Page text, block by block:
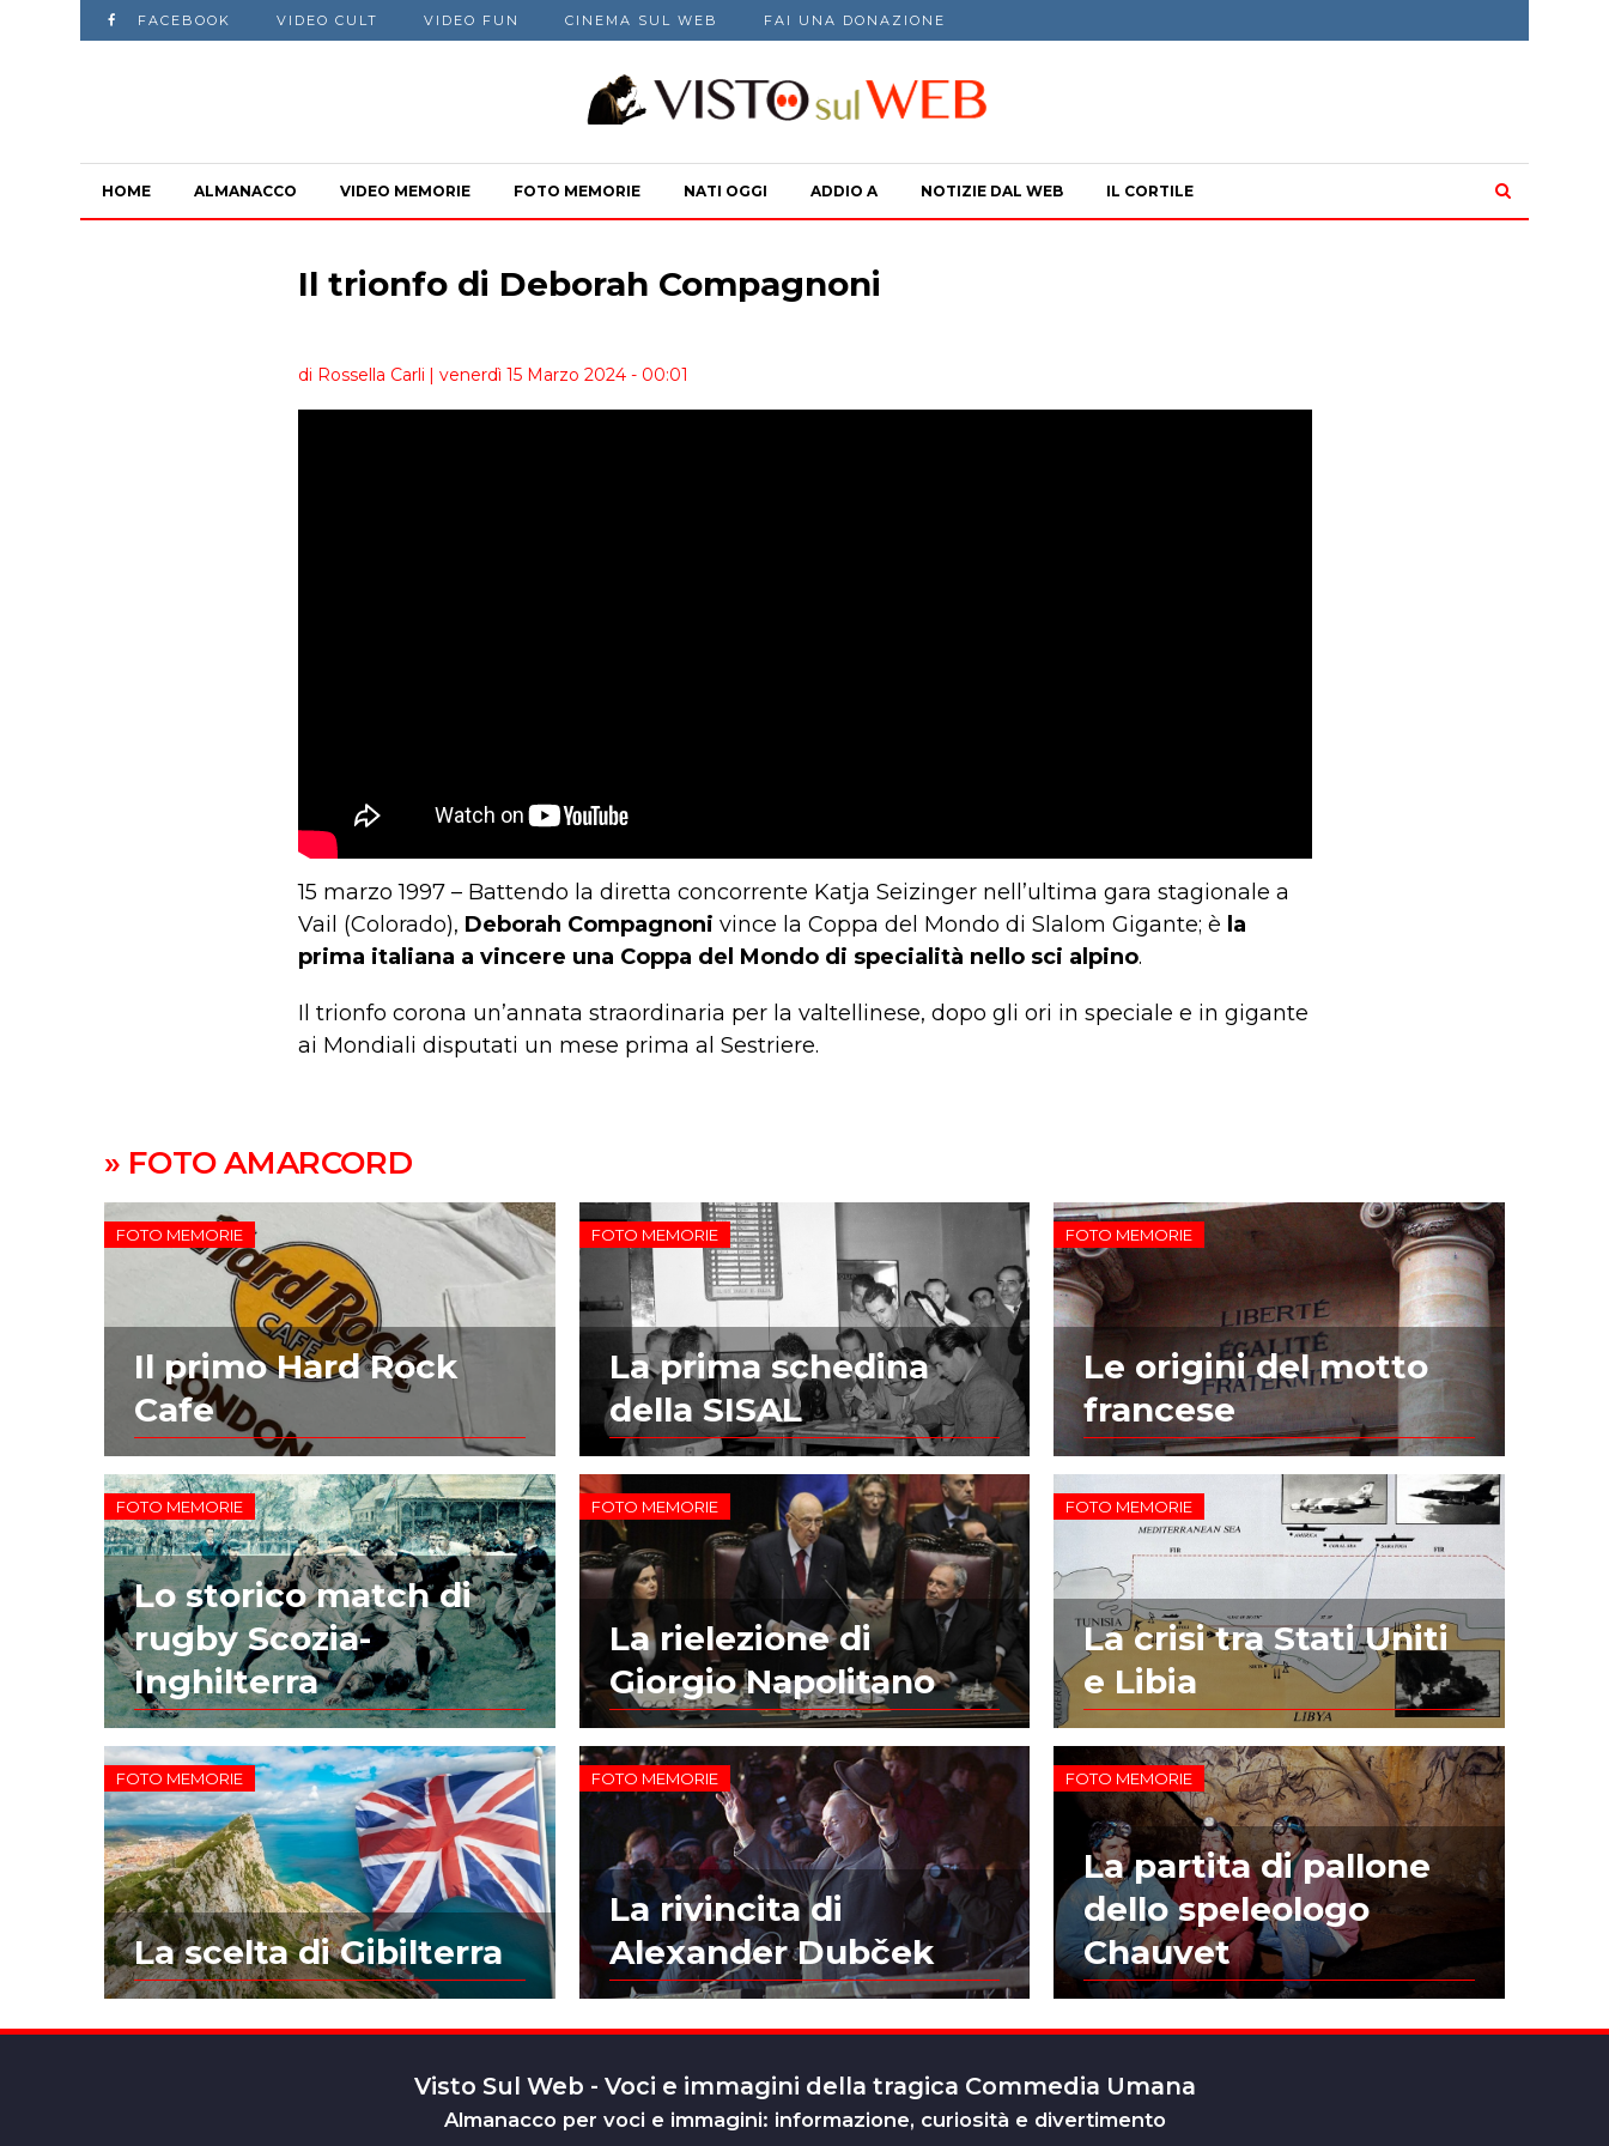
FACEBOOK VIDEO CULT VIDEO FUN CINEMA SUL WEB FAI UNA DONAZIONE
HOME ALMANACCO VIDEO MEMORIE FOTO MEMORIE NATI OGGI ADDIO A NOTIZIE DAL WEB IL CORTILE
Il trionfo di Deborah Compagnoni
di Rossella Carli | venerdì 15 Marzo 2024 - 00:01
15 marzo 1997 – Battendo la diretta concorrente Katja Seizinger nell’ultima gara stagionale a
Vail (Colorado), Deborah Compagnoni vince la Coppa del Mondo di Slalom Gigante; è la
prima italiana a vincere una Coppa del Mondo di specialità nello sci alpino.
Il trionfo corona un’annata straordinaria per la valtellinese, dopo gli ori in speciale e in gigante
ai Mondiali disputati un mese prima al Sestriere.
» FOTO AMARCORD
FOTO MEMORIE
Il primo Hard Rock
Cafe
FOTO MEMORIE
La prima schedina
della SISAL
FOTO MEMORIE
Le origini del motto
francese
FOTO MEMORIE
Lo storico match di
rugby Scozia-
Inghilterra
FOTO MEMORIE
La rielezione di
Giorgio Napolitano
FOTO MEMORIE
La crisi tra Stati Uniti
e Libia
FOTO MEMORIE
La scelta di Gibilterra
FOTO MEMORIE
La rivincita di
Alexander Dubček
FOTO MEMORIE
La partita di pallone
dello speleologo
Chauvet
Visto Sul Web - Voci e immagini della tragica Commedia Umana
Almanacco per voci e immagini: informazione, curiosità e divertimento